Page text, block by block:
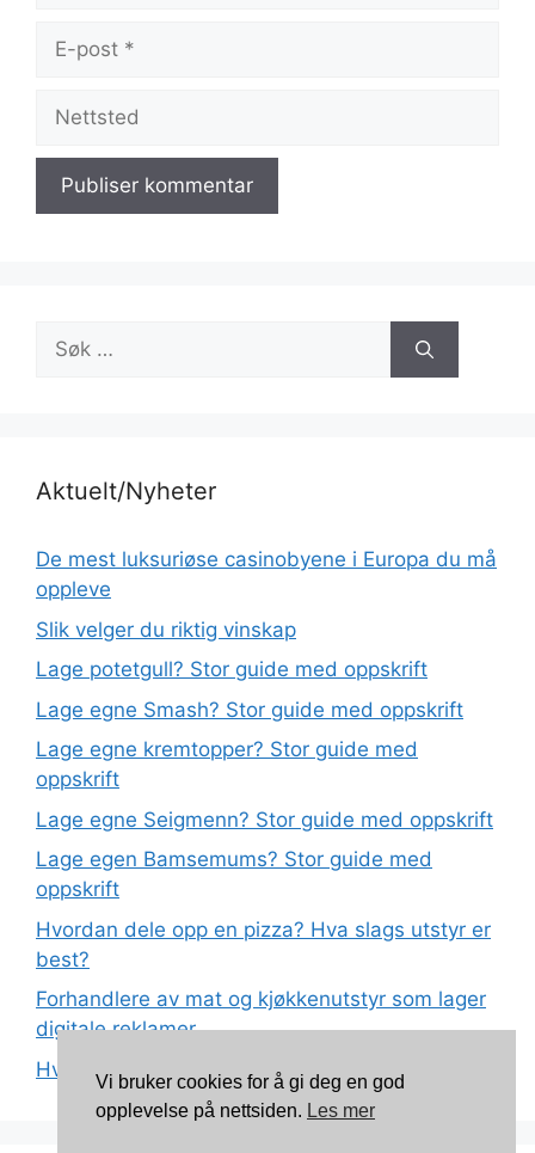
Nettsted
Søk
etter:
Aktuelt/Nyheter
De mest luksuriøse casinobyene i Europa du må
oppleve
Slik velger du riktig vinskap
Lage potetgull? Stor guide med oppskrift
Lage egne Smash? Stor guide med oppskrift
Lage egne kremtopper? Stor guide med
oppskrift
Lage egne Seigmenn? Stor guide med oppskrift
Lage egen Bamsemums? Stor guide med
oppskrift
Hvordan dele opp en pizza? Hva slags utstyr er
best?
Forhandlere av mat og kjøkkenutstyr som lager
digitale reklamer
Hva betyr det at plast har matkvalitet?
Vi bruker cookies for å gi deg en god
opplevelse på nettsiden. Les mer